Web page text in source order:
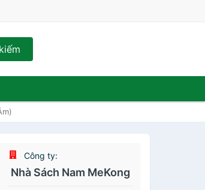
Công ty:
Nhà Sách Nam MeKong